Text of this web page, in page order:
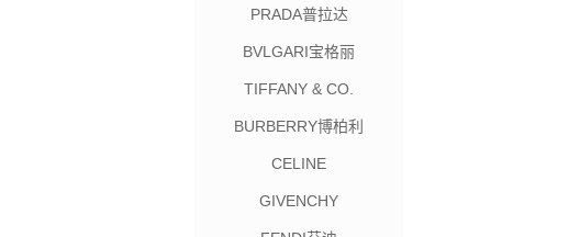
PRADA普拉达
BVLGARI宝格丽
TIFFANY & CO.
BURBERRY博柏利
CELINE
GIVENCHY